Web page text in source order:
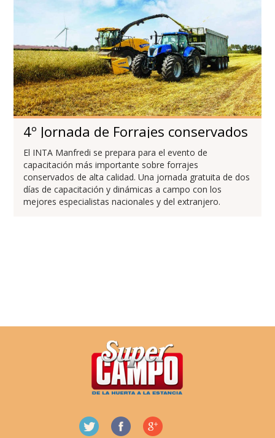
4º Jornada de Forrajes conservados
El INTA Manfredi se prepara para el evento de
capacitación más importante sobre forrajes
conservados de alta calidad. Una jornada gratuita de dos
días de capacitación y dinámicas a campo con los
mejores especialistas nacionales y del extranjero.